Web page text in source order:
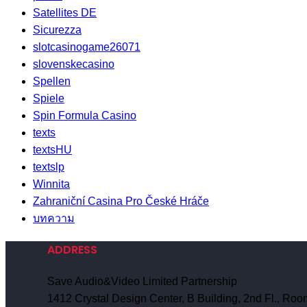
Satellites DE
Sicurezza
slotcasinogame26071
slovenskecasino
Spellen
Spiele
Spin Formula Casino
texts
textsHU
textslp
Winnita
Zahraniční Casina Pro České Hráče
บทความ
ADDRESS
Save Audio&Video Limited Partnership
1412 Crystal Design Center, B Building, 2nd Fl.,